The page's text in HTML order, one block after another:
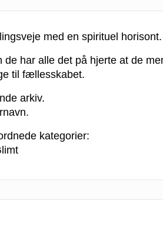
med en spirituel horisont.
har alle det på hjerte at de
til fællesskabet.
arkiv.
kategorier: